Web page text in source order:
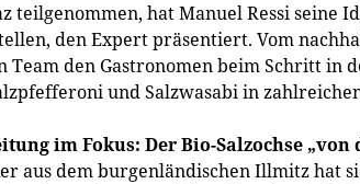
teilgenommen, hat Manuel Ressi seine
den Expert präsentiert. Vom
Team den Gastronomen beim Schritt in
und Salzwasabi in
im Fokus: Der Bio-Salzochse „von
aus dem burgenländischen Illmitz hat